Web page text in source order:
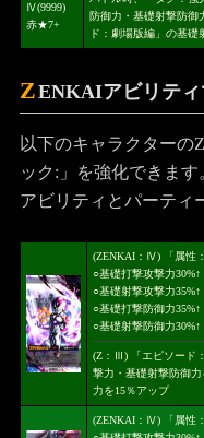
Ⅳ(9999)
赤★7+
防御力・基礎射撃防御
ド：劇場版編」の基礎
ZENKAIアビリテ
以下のキャラクターの
ック:」を強化できま
アビリティとパーティ
(ZENKAI：Ⅳ) 「属性
○基礎打撃攻撃力30%↑
○基礎射撃攻撃力35%↑
○基礎打撃防御力35%↑
○基礎射撃防御力30%↑
(Z：Ⅲ) 「エピソード
撃力・基礎射撃防御
力を15％アップ
(ZENKAI：Ⅳ) 「属性